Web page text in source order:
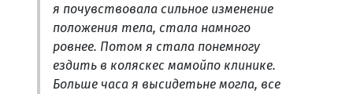
я почувствовала сильное изменение
положения тела, стала намного
ровнее. Потом я стала понемногу
ездить в коляскес мамойпо клинике.
Больше часа я высидетьне могла, все